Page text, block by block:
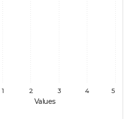
Values
1 2 3 4 5